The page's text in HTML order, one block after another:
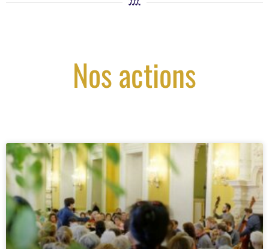
Nos actions